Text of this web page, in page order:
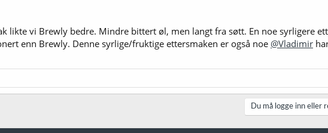
likte vi Brewly bedre. Mindre bittert øl, men langt fra søtt. En noe syrligere
enn Brewly. Denne syrlige/fruktige ettersmaken er også noe @Vladimir
Du må logge inn eller